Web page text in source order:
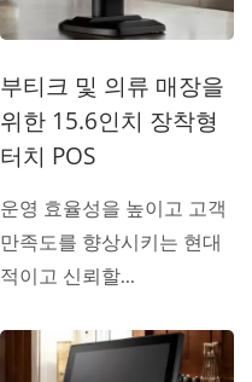
부티크 및 의류 매장을
위한 15.6인치 장착형
터치 POS
운영 효율성을 높이고 고객
만족도를 향상시키는 현대
적이고 신뢰할...